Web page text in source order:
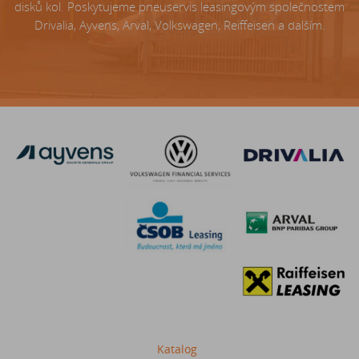
disků kol. Poskytujeme pneuservis leasingovým společnostem
Drivalia, Ayvens, Arval, Volkswagen, Reiffeisen a dalším.
Katalog